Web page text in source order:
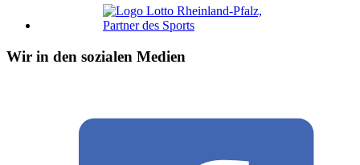
Wir in den sozialen Medien